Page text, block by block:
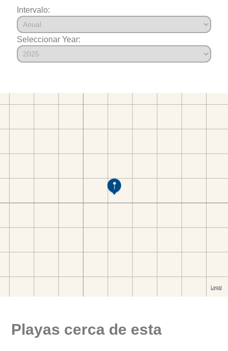
Intervalo:
Seleccionar Year:
Playas cerca de esta